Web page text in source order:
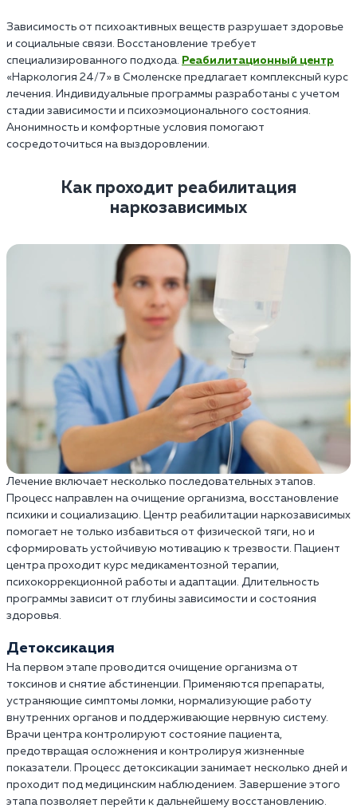
Зависимость от психоактивных веществ разрушает здоровье
и социальные связи. Восстановление требует
специализированного подхода. Реабилитационный центр
«Наркология 24/7» в Смоленске предлагает комплексный курс
лечения. Индивидуальные программы разработаны с учетом
стадии зависимости и психоэмоционального состояния.
Анонимность и комфортные условия помогают
сосредоточиться на выздоровлении.
Как проходит реабилитация
наркозависимых
Лечение включает несколько последовательных этапов.
Процесс направлен на очищение организма, восстановление
психики и социализацию. Центр реабилитации наркозависимых
помогает не только избавиться от физической тяги, но и
сформировать устойчивую мотивацию к трезвости. Пациент
центра проходит курс медикаментозной терапии,
психокоррекционной работы и адаптации. Длительность
программы зависит от глубины зависимости и состояния
здоровья.
Детоксикация
На первом этапе проводится очищение организма от
токсинов и снятие абстиненции. Применяются препараты,
устраняющие симптомы ломки, нормализующие работу
внутренних органов и поддерживающие нервную систему.
Врачи центра контролируют состояние пациента,
предотвращая осложнения и контролируя жизненные
показатели. Процесс детоксикации занимает несколько дней и
проходит под медицинским наблюдением. Завершение этого
этапа позволяет перейти к дальнейшему восстановлению.